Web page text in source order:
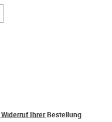
Widerruf Ihrer Bestellung